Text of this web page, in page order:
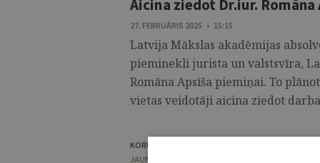
Aicina ziedot Dr.iur.
27. FEBRUĀRIS 2025 • 15:15
Latvija Mākslas akadēmijas
pieminekli jurista un valstsvīra,
Romāna Apsīša piemiņai. To
vietas veidotāji aicina ziedot
KORUPCIJAS NOVĒRŠANAS UN APKAROŠANAS
JAUNUMI / AFIŠA